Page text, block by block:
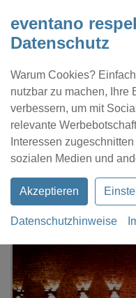
eventano
Datenschutz
Warum Cookies?
nutzbar zu machen, Ihre
verbessern, um mit
relevante
Interessen
sozialen Medien und
Akzeptieren
Datenschutzhinweise
Kontakt